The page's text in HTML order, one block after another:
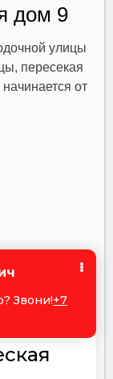
дом 9
улицы
пересекая
от